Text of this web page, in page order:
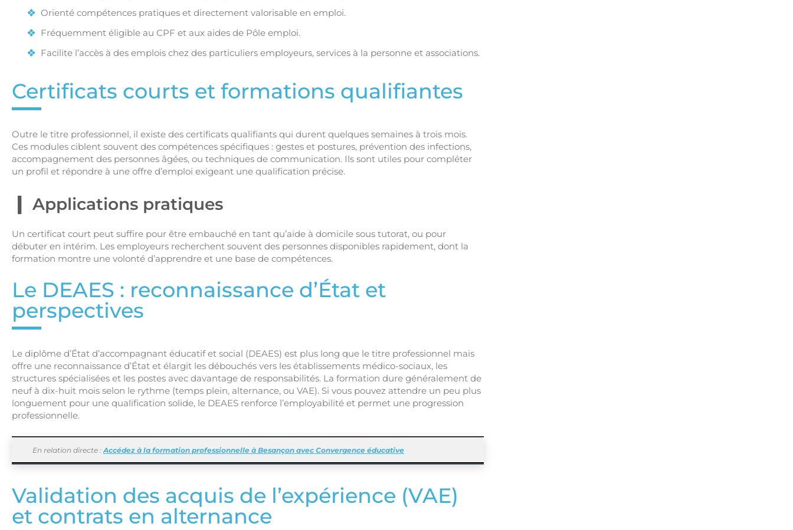
Orienté compétences pratiques et directement valorisable en emploi.
Fréquemment éligible au CPF et aux aides de Pôle emploi.
Facilite l’accès à des emplois chez des particuliers employeurs, services à la personne et associations.
Certificats courts et formations qualifiantes
Outre le titre professionnel, il existe des certificats qualifiants qui durent quelques semaines à trois mois.
Ces modules ciblent souvent des compétences spécifiques : gestes et postures, prévention des infections,
accompagnement des personnes âgées, ou techniques de communication. Ils sont utiles pour compléter
un profil et répondre à une offre d’emploi exigeant une qualification précise.
Applications pratiques
Un certificat court peut suffire pour être embauché en tant qu’aide à domicile sous tutorat, ou pour
débuter en intérim. Les employeurs recherchent souvent des personnes disponibles rapidement, dont la
formation montre une volonté d’apprendre et une base de compétences.
Le DEAES : reconnaissance d’État et
perspectives
Le diplôme d’État d’accompagnant éducatif et social (DEAES) est plus long que le titre professionnel mais
offre une reconnaissance d’État et élargit les débouchés vers les établissements médico-sociaux, les
structures spécialisées et les postes avec davantage de responsabilités. La formation dure généralement de
neuf à dix-huit mois selon le rythme (temps plein, alternance, ou VAE). Si vous pouvez attendre un peu plus
longuement pour une qualification solide, le DEAES renforce l’employabilité et permet une progression
professionnelle.
En relation directe :Accédez à la formation professionnelle à Besançon avec Convergence éducative
Validation des acquis de l’expérience (VAE)
et contrats en alternance